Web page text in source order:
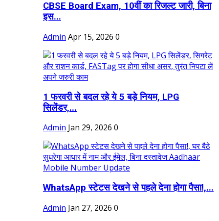
CBSE Board Exam, 10वीं का रिजल्ट जारी, बिना
इस...
Admin Apr 15, 2026 0
1 फरवरी से बदल रहे ये 5 बड़े नियम, LPG
सिलेंडर,...
Admin Jan 29, 2026 0
WhatsApp स्टेटस देखने से पहले देना होगा पैसा!,...
Admin Jan 27, 2026 0